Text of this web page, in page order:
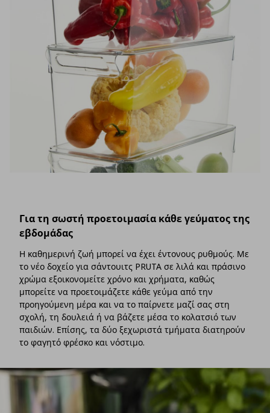
Για τη σωστή προετοιμασία κάθε γεύματος της
εβδομάδας
Η καθημερινή ζωή μπορεί να έχει έντονους ρυθμούς. Με
το νέο δοχείο για σάντουιτς PRUTA σε λιλά και πράσινο
χρώμα εξοικονομείτε χρόνο και χρήματα, καθώς
μπορείτε να προετοιμάζετε κάθε γεύμα από την
προηγούμενη μέρα και να το παίρνετε μαζί σας στη
σχολή, τη δουλειά ή να βάζετε μέσα το κολατσιό των
παιδιών. Επίσης, τα δύο ξεχωριστά τμήματα διατηρούν
το φαγητό φρέσκο και νόστιμο.